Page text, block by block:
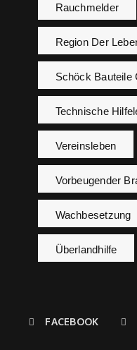
Rauchmelder
Region Der
Schöck Bauteile
Technische
Vereinsleben
Vorbeugender
Wachbesetzung
Überlandhilfe
FACEBOOK